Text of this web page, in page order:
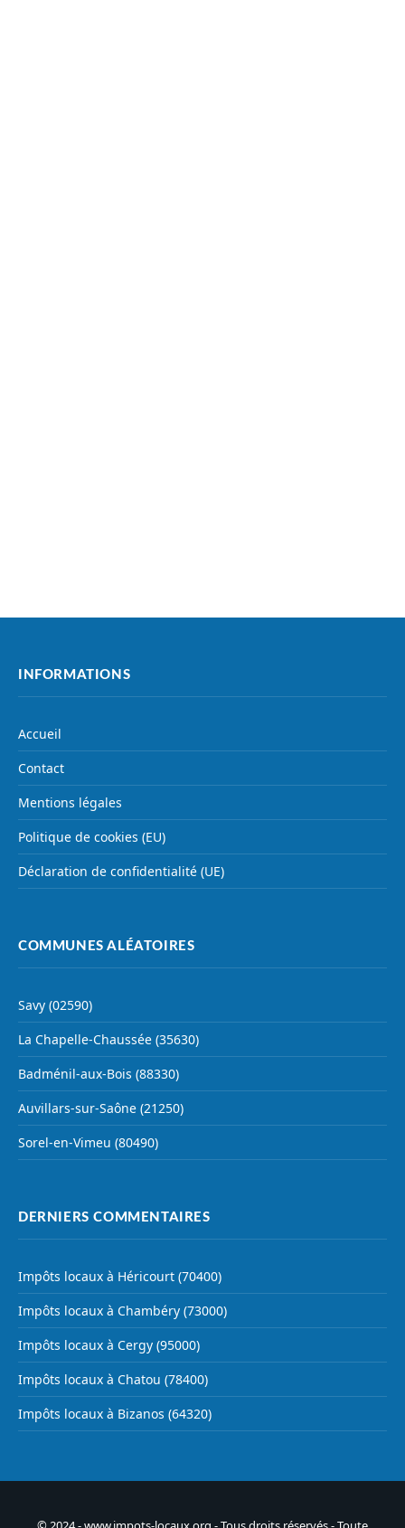
INFORMATIONS
Accueil
Contact
Mentions légales
Politique de cookies (EU)
Déclaration de confidentialité (UE)
COMMUNES ALÉATOIRES
Savy (02590)
La Chapelle-Chaussée (35630)
Badménil-aux-Bois (88330)
Auvillars-sur-Saône (21250)
Sorel-en-Vimeu (80490)
DERNIERS COMMENTAIRES
Impôts locaux à Héricourt (70400)
Impôts locaux à Chambéry (73000)
Impôts locaux à Cergy (95000)
Impôts locaux à Chatou (78400)
Impôts locaux à Bizanos (64320)